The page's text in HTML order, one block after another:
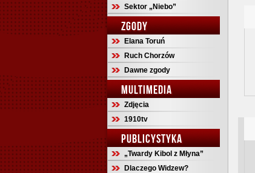
Sektor „Niebo”
ZGODY
Elana Toruń
Ruch Chorzów
Dawne zgody
MULTIMEDIA
Zdjęcia
1910tv
PUBLICYSTYKA
„Twardy Kibol z Młyna”
Dlaczego Widzew?